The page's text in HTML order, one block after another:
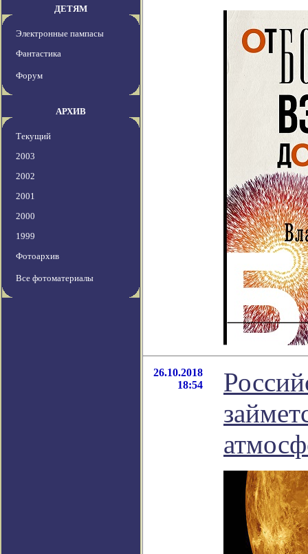
ДЕТЯМ
Электронные пампасы
Фантастика
Форум
АРХИВ
Текущий
2003
2002
2001
2000
1999
Фотоархив
Все фотоматериалы
26.10.2018
18:54